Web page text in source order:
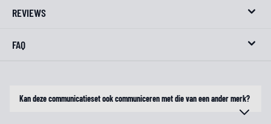
REVIEWS
FAQ
Kan deze communicatieset ook communiceren met die van een ander merk?